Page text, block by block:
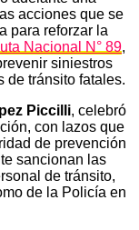
acciones que se
para reforzar la
Nacional N° 89,
siniestros
de tránsito fatales.
Piccilli, celebró
con lazos que
de prevención
sancionan las
de tránsito,
de la Policía en